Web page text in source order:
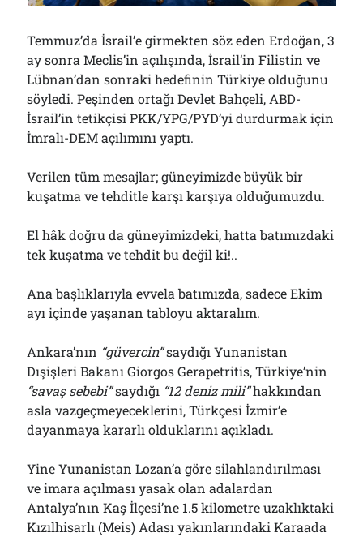
01/08/2026
Arşivler
Arşivler
Temmuz’da İsrail’e girmekten söz eden Erdoğan, 3
ay sonra Meclis’in açılışında, İsrail’in Filistin ve
Lübnan’dan sonraki hedefinin Türkiye olduğunu
söyledi. Peşinden ortağı Devlet Bahçeli, ABD-
İsrail’in tetikçisi PKK/YPG/PYD’yi durdurmak için
İmralı-DEM açılımınıyaptı.
Verilen tüm mesajlar; güneyimizde büyük bir
kuşatma ve tehditle karşı karşıya olduğumuzdu.
El hâk doğru da güneyimizdeki, hatta batımızdaki
tek kuşatma ve tehdit bu değil ki!..
Ana başlıklarıyla evvela batımızda, sadece Ekim
ayı içinde yaşanan tabloyu aktaralım.
Ankara’nın “güvercin”saydığı Yunanistan
Dışişleri Bakanı Giorgos Gerapetritis, Türkiye’nin
“savaş sebebi”saydığı “12 deniz mili”hakkından
asla vazgeçmeyeceklerini, Türkçesi İzmir’e
dayanmaya kararlı olduklarınıaçıkladı.
Yine Yunanistan Lozan’a göre silahlandırılması
ve imara açılması yasak olan adalardan
Antalya’nın Kaş İlçesi’ne 1.5 kilometre uzaklıktaki
Kızılhisarlı (Meis) Adası yakınlarındaki Karaada